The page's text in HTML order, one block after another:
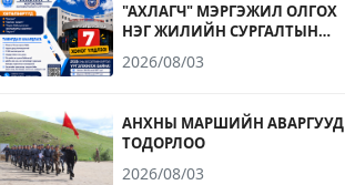
"АХЛАГЧ" МЭРГЭЖИЛ ОЛГОХ
НЭГ ЖИЛИЙН СУРГАЛТЫН
ДУУСАХАД 7 ХОНОГ ҮЛДЛЭЭ
2026/08/03
АНХНЫ МАРШИЙН АВАРГУУД
ТОДОРЛОО
2026/08/03